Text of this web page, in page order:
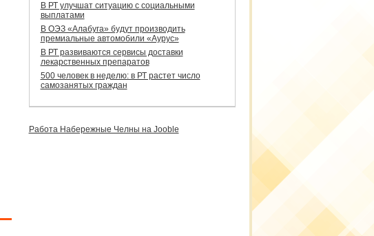
В РТ улучшат ситуацию с социальными
выплатами
В ОЭЗ «Алабуга» будут производить
премиальные автомобили «Аурус»
В РТ развиваются сервисы доставки
лекарственных препаратов
500 человек в неделю: в РТ растет число
самозанятых граждан
Работа Набережные Челны на Jooble